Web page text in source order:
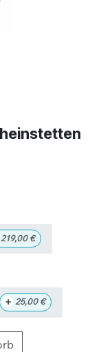
219,00€
+ 25,00€